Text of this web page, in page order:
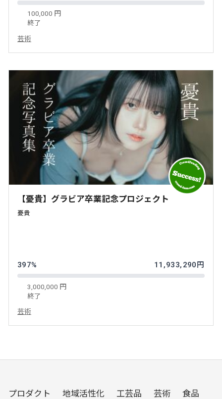
100,000 円
終了
芸術
【憂貴】グラビア卒業記念プロジェクト
憂貴
397% 11,933,290円
3,000,000 円
終了
芸術
プロダクト 地域活性化 工芸品 芸術
食品